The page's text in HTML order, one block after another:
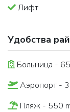
Лифт
Удобства
Больница -
Аэропорт -
Пляж - 550